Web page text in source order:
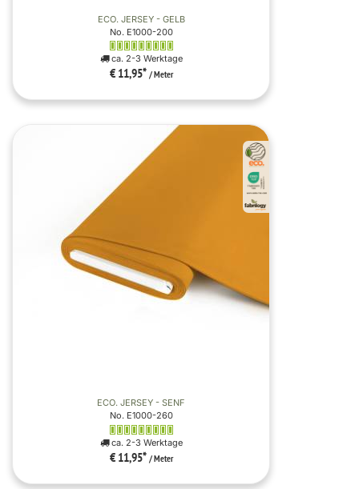
ECO. JERSEY - GELB
No. E1000-200
ca. 2-3 Werktage
€ 11,95* / Meter
ECO. JERSEY - SENF
No. E1000-260
ca. 2-3 Werktage
€ 11,95* / Meter